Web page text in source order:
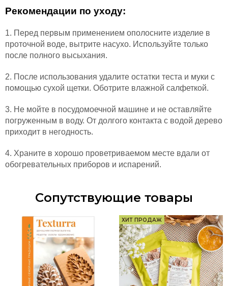
Рекомендации по уходу:
1. Перед первым применением ополосните изделие в
проточной воде, вытрите насухо. Используйте только
после полного высыхания.
2. После использования удалите остатки теста и муки с
помощью сухой щетки. Оботрите влажной салфеткой.
3. Не мойте в посудомоечной машине и не оставляйте
погруженным в воду. От долгого контакта с водой дерево
приходит в негодность.
4. Храните в хорошо проветриваемом месте вдали от
обогревательных приборов и испарений.
Сопутствующие товары
ХИТ ПРОДАЖ